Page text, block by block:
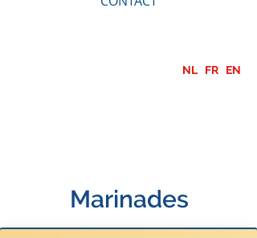
NL FR EN
Marinades